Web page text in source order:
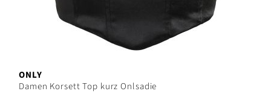
ONLY
Damen Korsett Top kurz Onlsadie